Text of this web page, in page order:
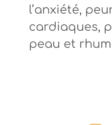
l’anxiété,
cardiaques,
peau et